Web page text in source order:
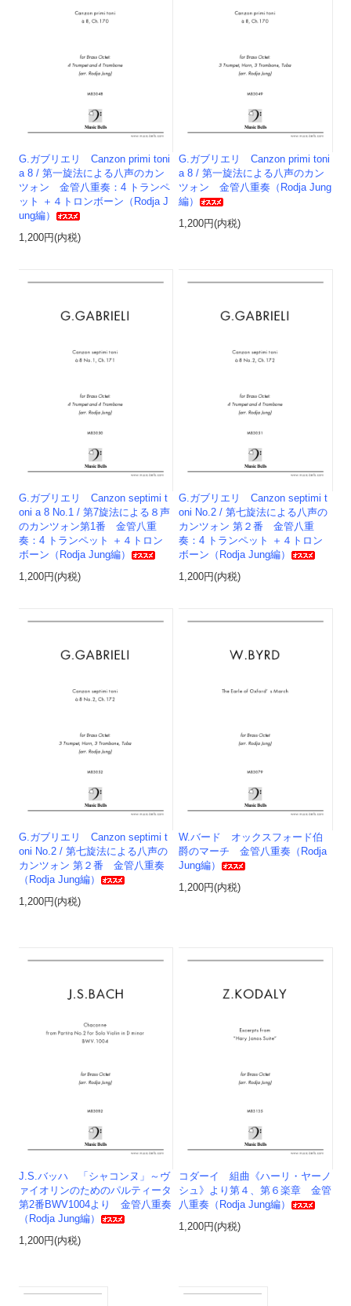
G.ガブリエリ Canzon primi toni
a 8 / 第一旋法による八声のカン
ツォン 金管八重奏：4 トランペ
ット ＋４トロンボーン（Rodja J
ung編）
1,200円(内税)
G.ガブリエリ Canzon primi toni
a 8 / 第一旋法による八声のカン
ツォン 金管八重奏（Rodja Jung
編）
1,200円(内税)
G.ガブリエリ Canzon septimi t
oni a 8 No.1 / 第7旋法による８声
のカンツォン第1番 金管八重
奏：4 トランペット ＋４トロン
ボーン（Rodja Jung編）
1,200円(内税)
G.ガブリエリ Canzon septimi t
oni No.2 / 第七旋法による八声の
カンツォン 第２番 金管八重
奏：4 トランペット ＋４トロン
ボーン（Rodja Jung編）
1,200円(内税)
G.ガブリエリ Canzon septimi t
oni No.2 / 第七旋法による八声の
カンツォン 第２番 金管八重奏
（Rodja Jung編）
1,200円(内税)
W.バード オックスフォード伯
爵のマーチ 金管八重奏（Rodja
Jung編）
1,200円(内税)
J.S.バッハ 「シャコンヌ」～ヴ
ァイオリンのためのパルティータ
第2番BWV1004より 金管八重奏
（Rodja Jung編）
1,200円(内税)
コダーイ 組曲《ハーリ・ヤーノ
シュ》より第４、第６楽章 金管
八重奏（Rodja Jung編）
1,200円(内税)